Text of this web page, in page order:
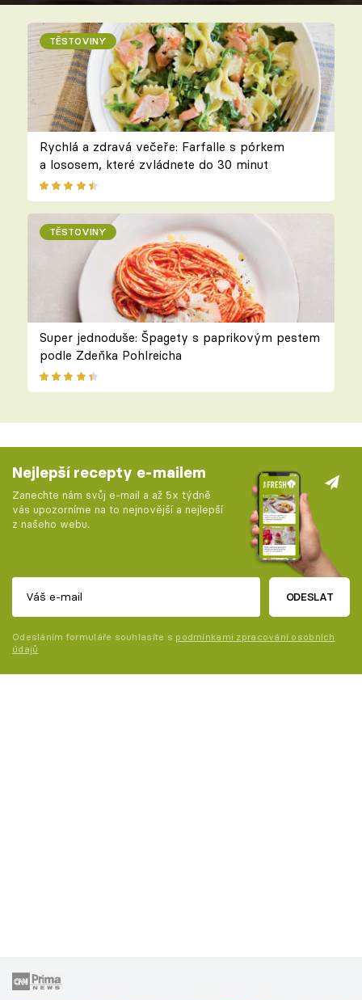
TĚSTOVINY
Rychlá a zdravá večeře: Farfalle s pórkem
a lososem, které zvládnete do 30 minut
TĚSTOVINY
Super jednoduše: Špagety s paprikovým pestem
podle Zdeňka Pohlreicha
Nejlepší recepty e-mailem
Zanechte nám svůj e-mail a až 5x týdně
vás upozorníme na to nejnovější a nejlepší
z našeho webu.
ODESLAT
Odesláním formuláře souhlasíte s podmínkami zpracování osobních
údajů